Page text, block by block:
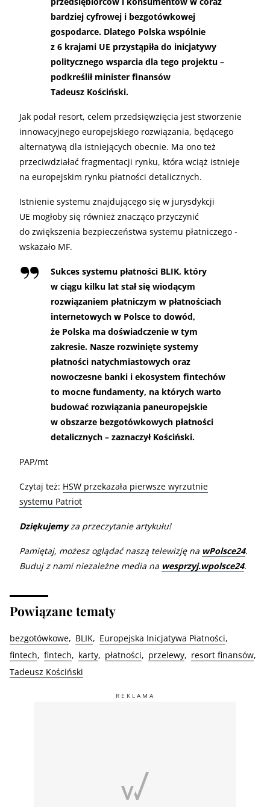
bardziej cyfrowej i bezgotówkowej
gospodarce. Dlatego Polska wspólnie
z 6 krajami UE przystąpiła do inicjatywy
politycznego wsparcia dla tego projektu –
podkreślił minister finansów
Tadeusz Kościński.
Jak podał resort, celem przedsięwzięcia jest stworzenie
innowacyjnego europejskiego rozwiązania, będącego
alternatywą dla istniejących obecnie. Ma ono też
przeciwdziałać fragmentacji rynku, która wciąż istnieje
na europejskim rynku płatności detalicznych.
Istnienie systemu znajdującego się w jurysdykcji
UE mogłoby się również znacząco przyczynić
do zwiększenia bezpieczeństwa systemu płatniczego -
wskazało MF.
Sukces systemu płatności BLIK, który
w ciągu kilku lat stał się wiodącym
rozwiązaniem płatniczym w płatnościach
internetowych w Polsce to dowód,
że Polska ma doświadczenie w tym
zakresie. Nasze rozwinięte systemy
płatności natychmiastowych oraz
nowoczesne banki i ekosystem fintechów
to mocne fundamenty, na których warto
budować rozwiązania paneuropejskie
w obszarze bezgotówkowych płatności
detalicznych – zaznaczył Kościński.
PAP/mt
Czytaj też: HSW przekazała pierwsze wyrzutnie
systemu Patriot
Dziękujemyza przeczytanie artykułu!
Pamiętaj, możesz oglądać naszą telewizję na wPolsce24.
Buduj z nami niezależne media na wesprzyj.wpolsce24.
Powiązane tematy
bezgotówkowe BLIK
Europejska Inicjatywa Płatności
fintech
fintech karty płatności przelewy
resort finansów
Tadeusz Kościński